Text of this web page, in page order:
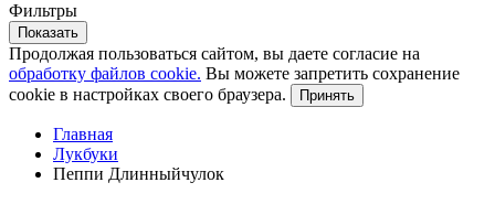
Фильтры
Показать
Продолжая пользоваться сайтом, вы даете согласие на
обработку файлов cookie. Вы можете запретить сохранение
cookie в настройках своего браузера.
Принять
Главная
Лукбуки
Пеппи Длинныйчулок